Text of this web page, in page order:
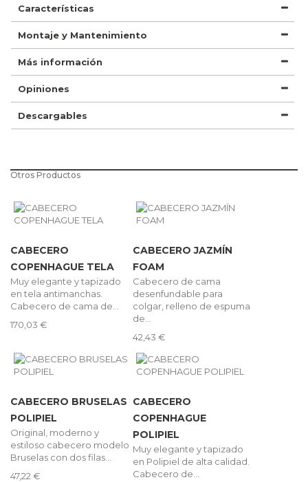
Características
Montaje y Mantenimiento
Más información
Opiniones
Descargables
Otros Productos
CABECERO
COPENHAGUE TELA
Muy elegante y tapizado
en tela antimanchas.
Cabecero de cama de...
170,03 €
CABECERO JAZMÍN
FOAM
Cabecero de cama
desenfundable para
colgar, relleno de espuma
de...
42,43 €
CABECERO BRUSELAS
POLIPIEL
Original, moderno y
estiloso cabecero modelo
Bruselas con dos filas...
47,22 €
CABECERO
COPENHAGUE
POLIPIEL
Muy elegante y tapizado
en Polipiel de alta calidad.
Cabecero de...